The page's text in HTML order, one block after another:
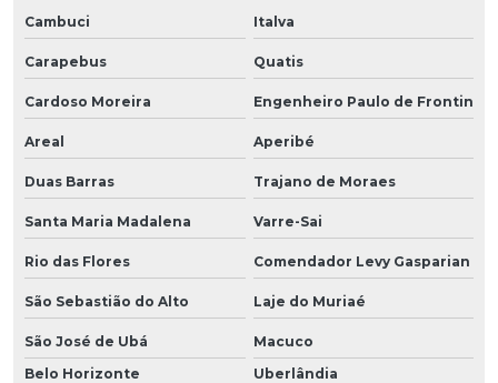
Cambuci Italva
Carapebus Quatis
Cardoso Moreira Engenheiro Paulo de Frontin
Areal Aperibé
Duas Barras Trajano de Moraes
Santa Maria Madalena Varre-Sai
Rio das Flores Comendador Levy Gasparian
São Sebastião do Alto Laje do Muriaé
São José de Ubá
Macuco
Belo Horizonte
Uberlândia